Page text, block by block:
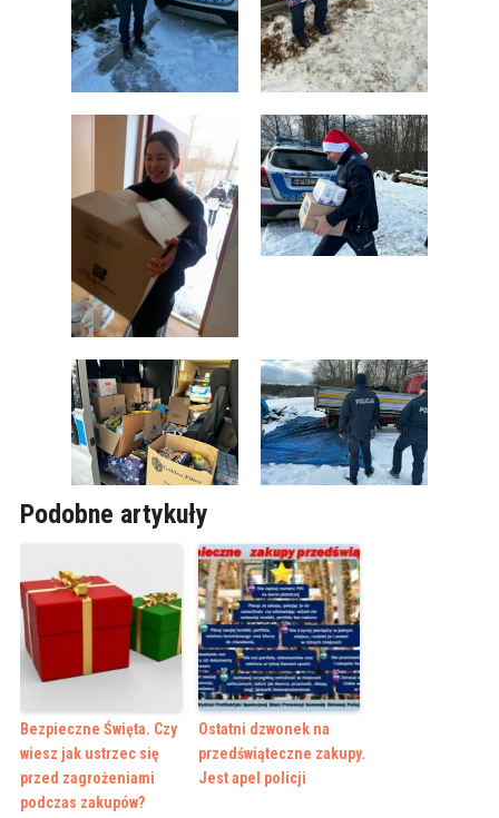
Podobne artykuły
Bezpieczne Święta. Czy
wiesz jak ustrzec się
przed zagrożeniami
podczas zakupów?
Ostatni dzwonek na
przedświąteczne zakupy.
Jest apel policji